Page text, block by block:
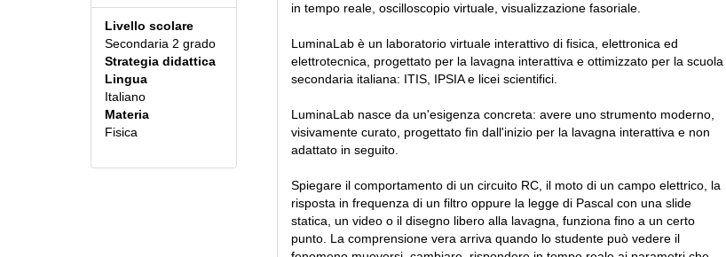
Livello scolare
Secondaria 2 grado
Strategia didattica
Lingua
Italiano
Materia
Fisica
in tempo reale, oscilloscopio virtuale, visualizzazione fasoriale.
LuminaLab è un laboratorio virtuale interattivo di fisica, elettronica ed
elettrotecnica, progettato per la lavagna interattiva e ottimizzato per la scuola
secondaria italiana: ITIS, IPSIA e licei scientifici.
LuminaLab nasce da un'esigenza concreta: avere uno strumento moderno,
visivamente curato, progettato fin dall'inizio per la lavagna interattiva e non
adattato in seguito.
Spiegare il comportamento di un circuito RC, il moto di un campo elettrico, la
risposta in frequenza di un filtro oppure la legge di Pascal con una slide
statica, un video o il disegno libero alla lavagna, funziona fino a un certo
punto. La comprensione vera arriva quando lo studente può vedere il